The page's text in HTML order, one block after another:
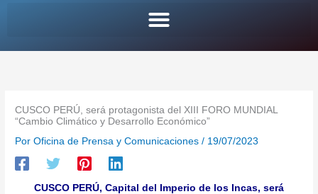
CUSCO PERÚ, será protagonista del XIII FORO MUNDIAL
“Cambio Climático y Desarrollo Económico”
PorOficina de Prensa y Comunicaciones/ 19/07/2023
CUSCO PERÚ, Capital del Imperio de los Incas, será